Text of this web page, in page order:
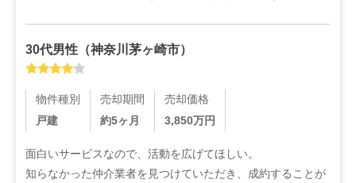
30代男性 （神奈川茅ヶ崎市）
物件種別
戸建
売却期間
約5ヶ月
売却価格
3,850万円
面白いサービスなので、活動を広げてほしい。
知らなかった仲介業者を見つけていただき、成約することが